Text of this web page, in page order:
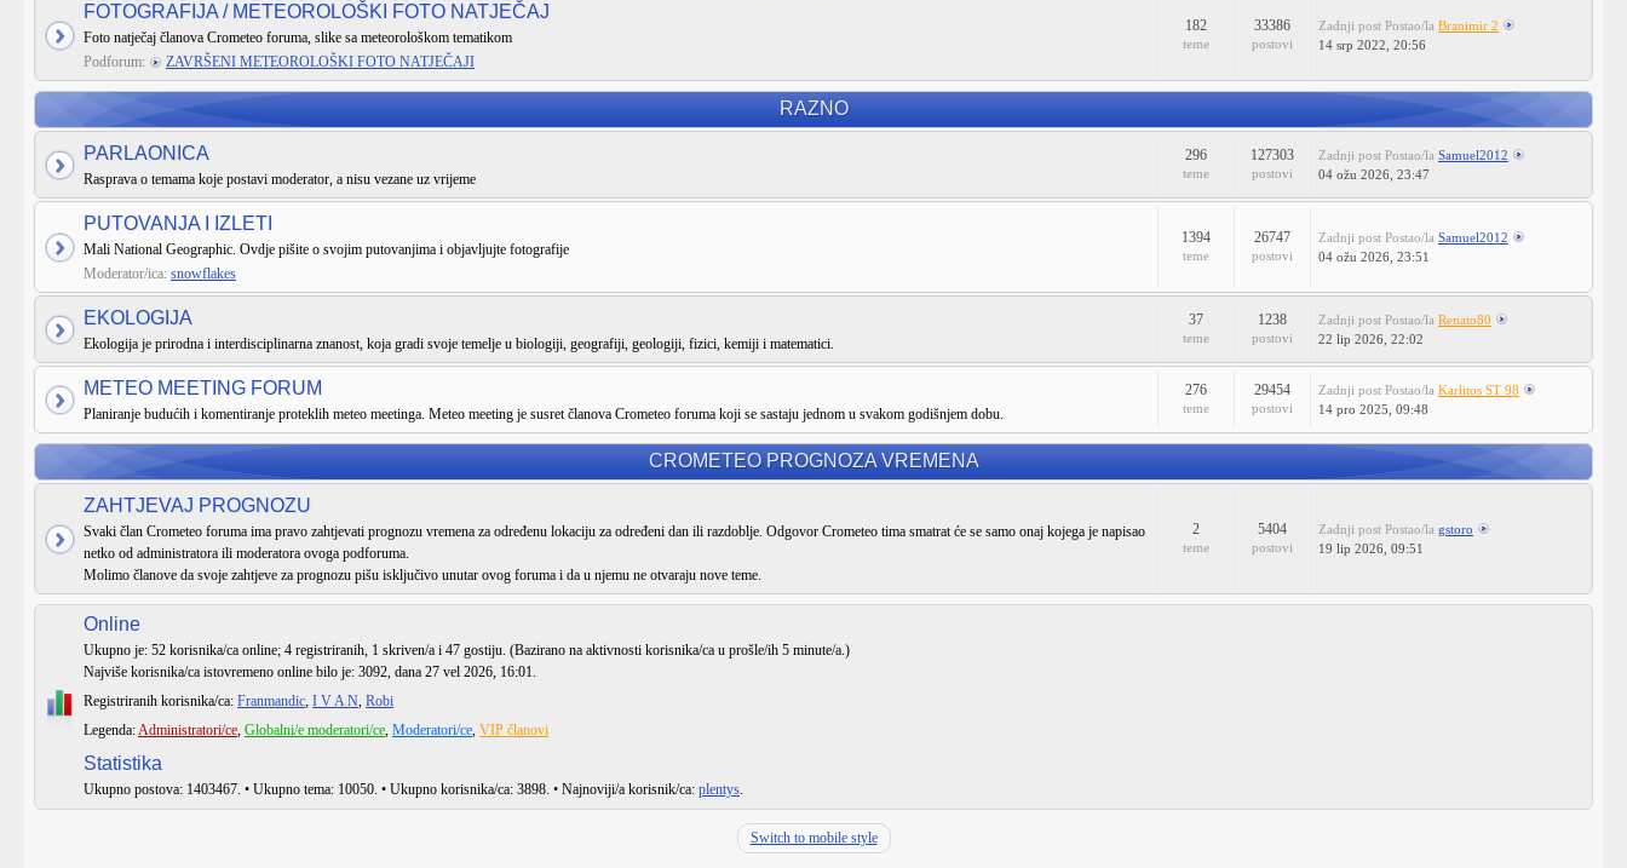
FOTOGRAFIJA / METEOROLOŠKI FOTO NATJEČAJ
Foto natječaj članova Crometeo foruma, slike sa meteorološkom tematikom
Podforum:
ZAVRŠENI METEOROLOŠKI FOTO NATJEČAJI
182
teme
33386
postovi
Zadnji post Postao/la Branimir 2
14 srp 2022, 20:56
RAZNO
PARLAONICA
Rasprava o temama koje postavi moderator, a nisu vezane uz vrijeme
296
teme
127303
postovi
Zadnji post Postao/la Samuel2012
04 ožu 2026, 23:47
PUTOVANJA I IZLETI
Mali National Geographic. Ovdje pišite o svojim putovanjima i objavljujte fotografije
Moderator/ica: snowflakes
1394
teme
26747
postovi
Zadnji post Postao/la Samuel2012
04 ožu 2026, 23:51
EKOLOGIJA
Ekologija je prirodna i interdisciplinarna znanost, koja gradi svoje temelje u biologiji, geografiji, geologiji, fizici, kemiji i matematici.
37
teme
1238
postovi
Zadnji post Postao/la Renato80
22 lip 2026, 22:02
METEO MEETING FORUM
Planiranje budućih i komentiranje proteklih meteo meetinga. Meteo meeting je susret članova Crometeo foruma koji se sastaju jednom u svakom godišnjem dobu.
276
teme
29454
postovi
Zadnji post Postao/la Karlitos ST 98
14 pro 2025, 09:48
CROMETEO PROGNOZA VREMENA
ZAHTJEVAJ PROGNOZU
Svaki član Crometeo foruma ima pravo zahtjevati prognozu vremena za određenu lokaciju za određeni dan ili razdoblje. Odgovor Crometeo tima smatrat će se samo onaj kojega je napisao
netko od administratora ili moderatora ovoga podforuma.
Molimo članove da svoje zahtjeve za prognozu pišu isključivo unutar ovog foruma i da u njemu ne otvaraju nove teme.
2
teme
5404
postovi
Zadnji post Postao/la gstoro
19 lip 2026, 09:51
Online
Ukupno je: 52 korisnika/ca online; 4 registriranih, 1 skriven/a i 47 gostiju. (Bazirano na aktivnosti korisnika/ca u prošle/ih 5 minute/a.)
Najviše korisnika/ca istovremeno online bilo je: 3092, dana 27 vel 2026, 16:01.
Registriranih korisnika/ca: Franmandic, I V A N, Robi
Legenda:Administratori/ce, Globalni/e moderatori/ce, Moderatori/ce, VIP članovi
Statistika
Ukupno postova: 1403467. • Ukupno tema: 10050. • Ukupno korisnika/ca: 3898. • Najnoviji/a korisnik/ca: plentys.
Switch to mobile style